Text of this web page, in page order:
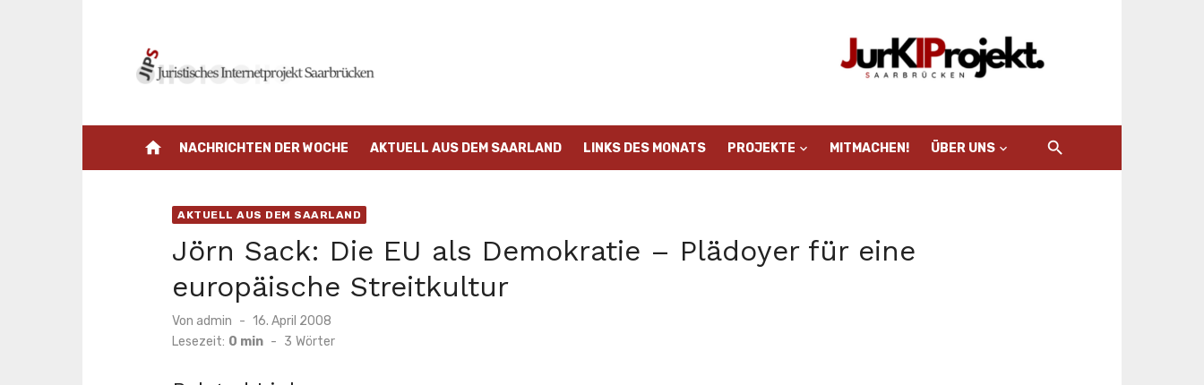
home NACHRICHTEN DER WOCHE AKTUELL AUS DEM SAARLAND LINKS DES MONATS PROJEKTE MITMACHEN! ÜBER UNS
AKTUELL AUS DEM SAARLAND
Jörn Sack: Die EU als Demokratie – Plädoyer für eine
europäische Streitkultur
Von admin
Veröffentlicht
am
16. April 2008
Lesezeit: 0 min - 3 Wörter